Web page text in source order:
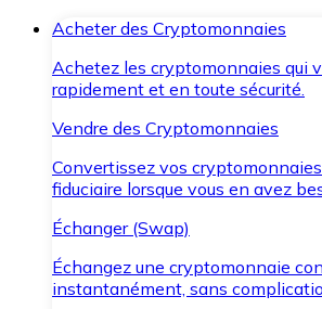
Acheter des Cryptomonnaies
Achetez les cryptomonnaies qui
rapidement et en toute sécurité.
Vendre des Cryptomonnaies
Convertissez vos
fiduciaire lorsque vous en avez
Échanger (Swap)
Échangez une cryptomonnaie
instantanément, sans